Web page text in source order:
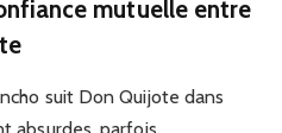
mutuelle entre
suit Don Quijote dans